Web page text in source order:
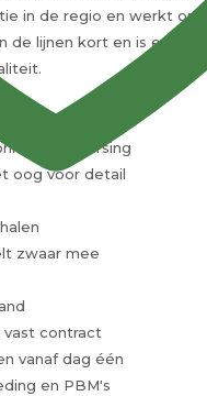
in de regio en werkt op
de lijnen kort en is er
oog voor detail
zwaar mee
contract
vanaf dag één
en PBM's